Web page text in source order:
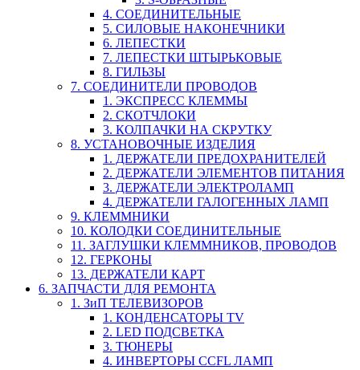
4. СОЕДИНИТЕЛЬНЫЕ
5. СИЛОВЫЕ НАКОНЕЧНИКИ
6. ЛЕПЕСТКИ
7. ЛЕПЕСТКИ ШТЫРЬКОВЫЕ
8. ГИЛЬЗЫ
7. СОЕДИНИТЕЛИ ПРОВОДОВ
1. ЭКСПРЕСС КЛЕММЫ
2. СКОТЧЛОКИ
3. КОЛПАЧКИ НА СКРУТКУ
8. УСТАНОВОЧНЫЕ ИЗДЕЛИЯ
1. ДЕРЖАТЕЛИ ПРЕДОХРАНИТЕЛЕЙ
2. ДЕРЖАТЕЛИ ЭЛЕМЕНТОВ ПИТАНИЯ
3. ДЕРЖАТЕЛИ ЭЛЕКТРОЛАМП
4. ДЕРЖАТЕЛИ ГАЛОГЕННЫХ ЛАМП
9. КЛЕММНИКИ
10. КОЛОДКИ СОЕДИНИТЕЛЬНЫЕ
11. ЗАГЛУШКИ КЛЕММНИКОВ, ПРОВОДОВ
12. ГЕРКОНЫ
13. ДЕРЖАТЕЛИ КАРТ
6. ЗАПЧАСТИ ДЛЯ РЕМОНТА
1. ЗиП ТЕЛЕВИЗОРОВ
1. КОНДЕНСАТОРЫ TV
2. LED ПОДСВЕТКА
3. ТЮНЕРЫ
4. ИНВЕРТОРЫ CCFL ЛАМП